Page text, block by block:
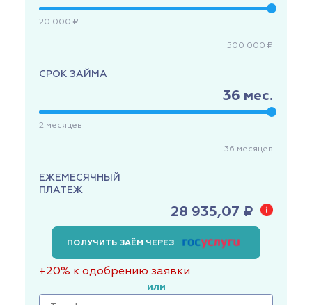
20 000 ₽
500 000 ₽
СРОК ЗАЙМА
36 мес.
2 месяцев
36 месяцев
ЕЖЕМЕСЯЧНЫЙ
ПЛАТЕЖ
28 935,07 ₽
ПОЛУЧИТЬ ЗАЁМ ЧЕРЕЗ
+20% к одобрению заявки
или